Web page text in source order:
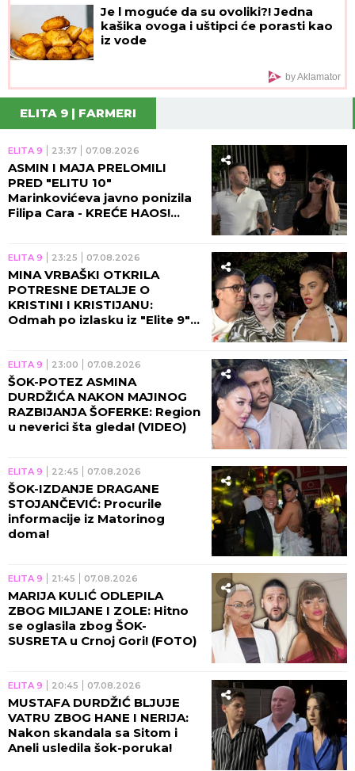
Je l moguće da su ovoliki?! Jedna
kašika ovoga i uštipci će porasti kao
iz vode
by Aklamator
ELITA 9 | FARMERI
ELITA 9 23:37 07.08.2026
ASMIN I MAJA PRELOMILI
PRED "ELITU 10"
Marinkovićeva javno ponizila
Filipa Cara - KREĆE HAOS!
ELITA 9 23:25 07.08.2026
MINA VRBAŠKI OTKRILA
POTRESNE DETALJE O
KRISTINI I KRISTIJANU:
Odmah po izlasku iz "Elite 9"
ELITA 9 23:00 07.08.2026
ŠOK-POTEZ ASMINA
DURDŽIĆA NAKON MAJINOG
RAZBIJANJA ŠOFERKE: Region
u neverici šta gleda! (VIDEO)
ELITA 9 22:45 07.08.2026
ŠOK-IZDANJE DRAGANE
STOJANČEVIĆ: Procurile
informacije iz Matorinog
doma!
ELITA 9 21:45 07.08.2026
MARIJA KULIĆ ODLEPILA
ZBOG MILJANE I ZOLE: Hitno
se oglasila zbog ŠOK-
SUSRETA u Crnoj Gori! (FOTO)
ELITA 9 20:45 07.08.2026
MUSTAFA DURDŽIĆ BLJUJE
VATRU ZBOG HANE I NERIJA:
Nakon skandala sa Sitom i
Aneli usledila šok-poruka!